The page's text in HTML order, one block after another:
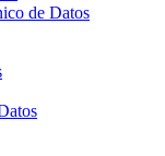
de Datos